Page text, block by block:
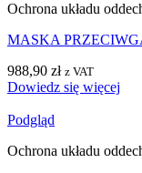
Ochrona układu
MASKA
988,90 zł z VAT
Dowiedz się więcej
Podgląd
Ochrona układu